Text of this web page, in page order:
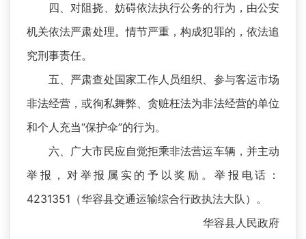
四、对阻挠、妨碍依法执行公务的行为，由公安
机关依法严肃处理。情节严重，构成犯罪的，依法追
究刑事责任。
五、严肃查处国家工作人员组织、参与客运市场
非法经营，或徇私舞弊、贪赃枉法为非法经营的单位
和个人充当“保护伞”的行为。
六、广大市民应自觉拒乘非法营运车辆，并主动
举报，对举报属实的予以奖励。举报电话：
4231351（华容县交通运输综合行政执法大队）。
华容县人民政府